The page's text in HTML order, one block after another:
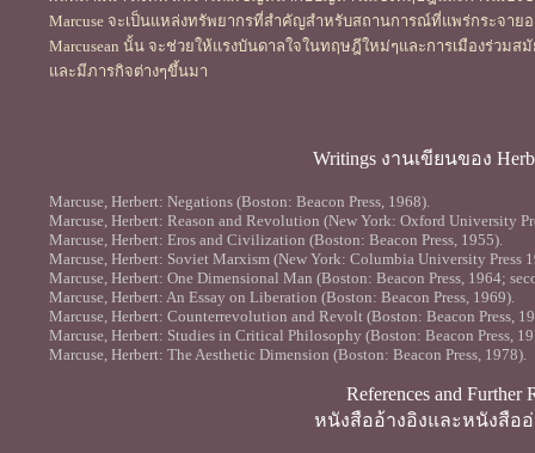
Marcuse จะเป็นแหล่งทรัพยากรที่สำคัญสำหรับสถานการณ์ที่แพร่กระจา
Marcusean นั้น จะช่วยให้แรงบันดาลใจในทฤษฎีใหม่ๆและการเมืองร่วม
และมีภารกิจต่างๆขึ้นมา
Writings งานเขียนของ
Marcuse, Herbert: Negations (Boston: Beacon Press, 1968).
Marcuse, Herbert: Reason and Revolution (New York: Oxford University
Marcuse, Herbert: Eros and Civilization (Boston: Beacon Press, 1955).
Marcuse, Herbert: Soviet Marxism (New York: Columbia University Press
Marcuse, Herbert: One Dimensional Man (Boston: Beacon Press, 1964;
Marcuse, Herbert: An Essay on Liberation (Boston: Beacon Press, 1969).
Marcuse, Herbert: Counterrevolution and Revolt (Boston: Beacon Press,
Marcuse, Herbert: Studies in Critical Philosophy (Boston: Beacon Press,
Marcuse, Herbert: The Aesthetic Dimension (Boston: Beacon Press, 1978).
References and Further
หนังสืออ้างอิงและหนังสือ